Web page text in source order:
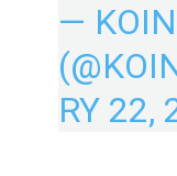
—
RY 22,